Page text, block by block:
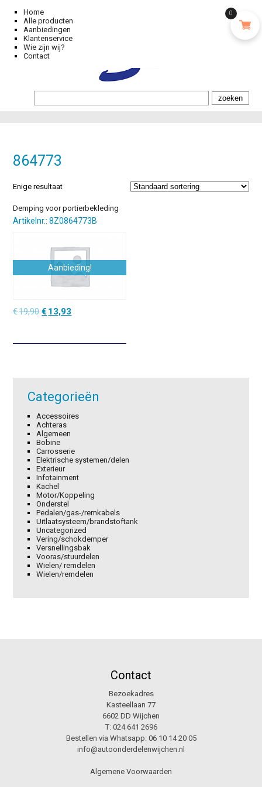
Home
Alle producten
Aanbiedingen
Klantenservice
Wie zijn wij?
Contact
864773
Enige resultaat
Demping voor portierbekleding
Artikelnr.: 8Z0864773B
Aanbieding!
€19,90Oorspronkelijke
€19,90.
€ 13,93
€13,93.
Categorieën
Accessoires
Achteras
Algemeen
Bobine
Carrosserie
Elektrische systemen/delen
Exterieur
Infotainment
Kachel
Motor/Koppeling
Onderstel
Pedalen/gas-/remkabels
Uitlaatsysteem/brandstoftank
Uncategorized
Vering/schokdemper
Versnellingsbak
Vooras/stuurdelen
Wielen/ remdelen
Wielen/remdelen
Contact
Bezoekadres
Kasteellaan 77
6602 DD Wijchen
T: 024 641 2696
Bestellen via Whatsapp: 06 10 14 20 05
info@autoonderdelenwijchen.nl
Algemene Voorwaarden
0